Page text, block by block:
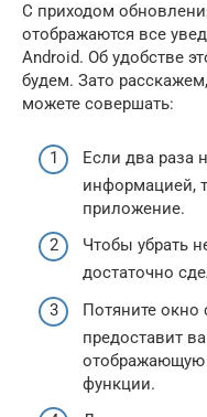
С приходом
отображаются все
Android. Об удобстве
будем. Зато
можете совершать:
Если два раза
информацией,
приложение.
Чтобы убрать
достаточно
Потяните
предоставит
функции.